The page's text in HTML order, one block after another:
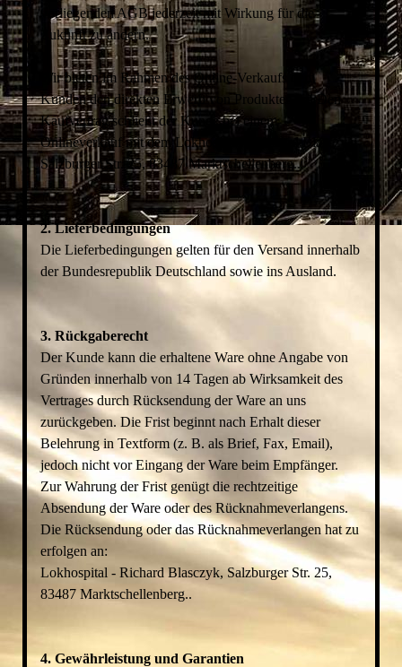
vorliegenden AGB jederzeit mit Wirkung für die
Zukunft zu ändern.
Wir bieten im Rahmen des Online-Verkaufs dem
Kunden den direkten Erwerb von Produkten an. Den
Kaufvertrag schließt der Kunde bei einem
Onlineverkauf mit dem Lokhospital - Richard Blasczyk,
Salzburger Str. 25, 83487 Marktschellenberg..
2. Lieferbedingungen
Die Lieferbedingungen gelten für den Versand innerhalb
der Bundesrepublik Deutschland sowie ins Ausland.
3. Rückgaberecht
Der Kunde kann die erhaltene Ware ohne Angabe von
Gründen innerhalb von 14 Tagen ab Wirksamkeit des
Vertrages durch Rücksendung der Ware an uns
zurückgeben. Die Frist beginnt nach Erhalt dieser
Belehrung in Textform (z. B. als Brief, Fax, Email),
jedoch nicht vor Eingang der Ware beim Empfänger.
Zur Wahrung der Frist genügt die rechtzeitige
Absendung der Ware oder des Rücknahmeverlangens.
Die Rücksendung oder das Rücknahmeverlangen hat zu
erfolgen an:
Lokhospital - Richard Blasczyk, Salzburger Str. 25,
83487 Marktschellenberg..
4. Gewährleistung und Garantien